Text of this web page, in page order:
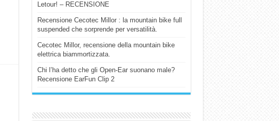
Letour! – RECENSIONE
Recensione Cecotec Millor : la mountain bike full
suspended che sorprende per versatilità.
Cecotec Millor, recensione della mountain bike
elettrica biammortizzata.
Chi l’ha detto che gli Open-Ear suonano male?
Recensione EarFun Clip 2